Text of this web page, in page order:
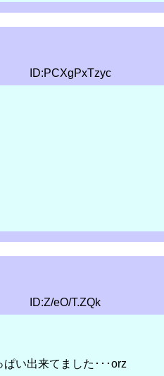
ID:PCXgPxTzyc
ID:Z/eO/T.ZQk
い出来てました･･･orz